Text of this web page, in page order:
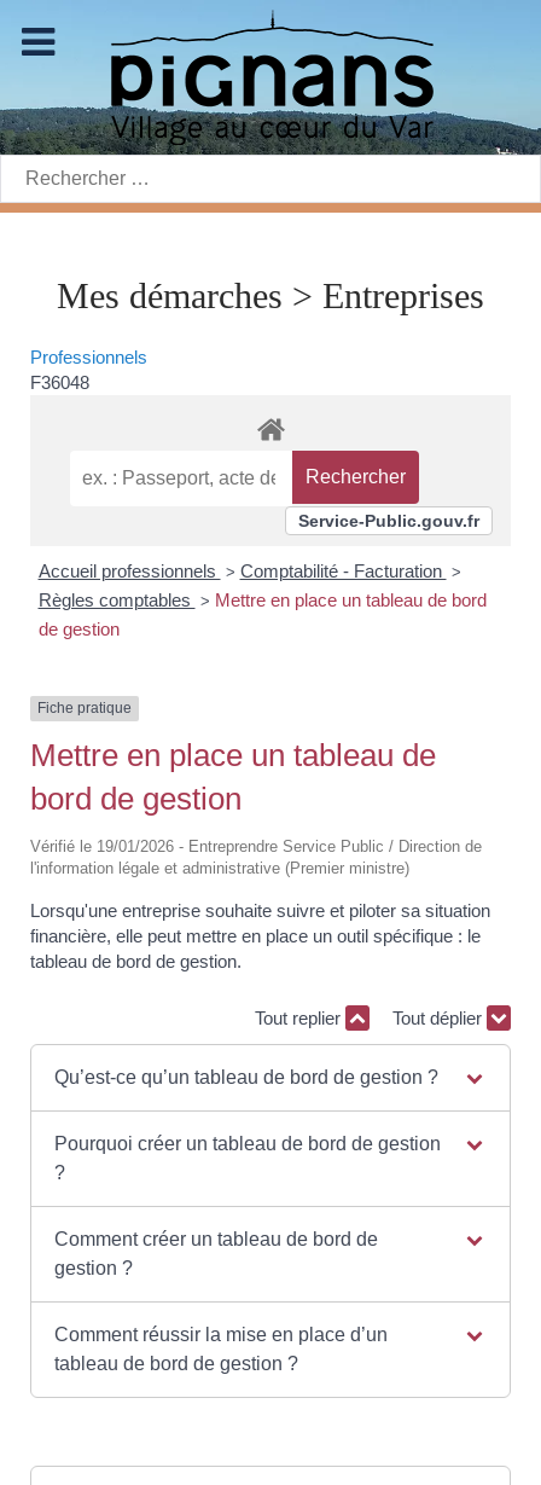
Rechercher:
Mes démarches > Entreprises
Professionnels
F36048
Service-Public.gouv.fr
Accueil professionnels > Comptabilité - Facturation >
Règles comptables > Mettre en place un tableau de bord
de gestion
Fiche pratique
Mettre en place un tableau de
bord de gestion
Vérifié le 19/01/2026 - Entreprendre Service Public / Direction de
l'information légale et administrative (Premier ministre)
Lorsqu'une entreprise souhaite suivre et piloter sa situation
financière, elle peut mettre en place un outil spécifique : le
tableau de bord de gestion.
Tout replier Tout déplier
Qu’est-ce qu’un tableau de bord de gestion ?
Pourquoi créer un tableau de bord de gestion
?
Comment créer un tableau de bord de
gestion ?
Comment réussir la mise en place d’un
tableau de bord de gestion ?